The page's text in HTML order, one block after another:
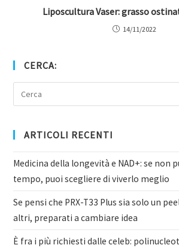
Liposcultura Vaser: grasso
14/11/2022
CERCA:
ARTICOLI RECENTI
Medicina della longevità e NAD+: se non
tempo, puoi scegliere di viverlo meglio
Se pensi che PRX-T33 Plus sia solo un
altri, preparati a cambiare idea
È fra i più richiesti dalle celeb: